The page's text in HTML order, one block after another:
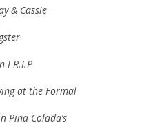
& Cassie
I R.I.P
at the Formal
Piña Colada’s